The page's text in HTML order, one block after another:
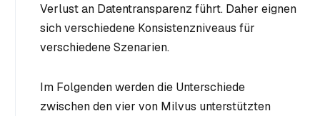
Verlust an Datentransparenz führt. Daher eignen
sich verschiedene Konsistenzniveaus für
verschiedene Szenarien.
Im Folgenden werden die Unterschiede
zwischen den vier von Milvus unterstützten